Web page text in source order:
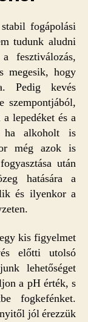
fogápolási
tudunk aludni
fesztiválozás,
megesik, hogy
Pedig kevés
szempontjából,
lepedéket és a
ha alkoholt is
még azok is
után
hatására a
és ilyenkor a
kis figyelmet
előtti utolsó
lehetőséget
a pH érték, s
fogkefénket.
jól érezzük